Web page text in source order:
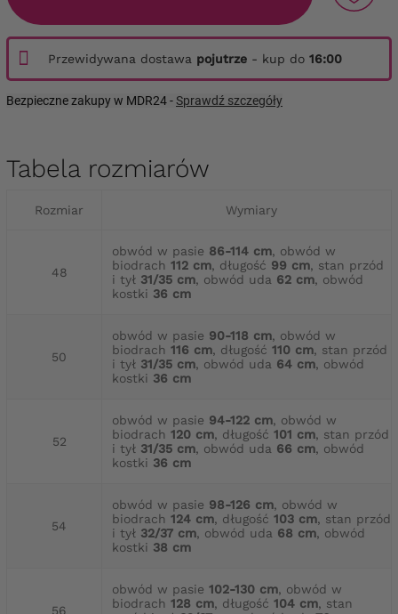
Przewidywana dostawa pojutrze - kup do 16:00
Bezpieczne zakupy w MDR24 -Sprawdź szczegóły
Tabela rozmiarów
Rozmiar Wymiary
48
obwód w pasie 86-114 cm, obwód w
biodrach 112 cm, długość 99 cm, stan przód
i tył 31/35 cm, obwód uda 62 cm, obwód
kostki 36 cm
50
obwód w pasie 90-118 cm, obwód w
biodrach 116 cm, długość 110 cm, stan przód
i tył 31/35 cm, obwód uda 64 cm, obwód
kostki 36 cm
52
obwód w pasie 94-122 cm, obwód w
biodrach 120 cm, długość 101 cm, stan przód
i tył 31/35 cm, obwód uda 66 cm, obwód
kostki 36 cm
54
obwód w pasie 98-126 cm, obwód w
biodrach 124 cm, długość 103 cm, stan przód
i tył 32/37 cm, obwód uda 68 cm, obwód
kostki 38 cm
56
obwód w pasie 102-130 cm, obwód w
biodrach 128 cm, długość 104 cm, stan